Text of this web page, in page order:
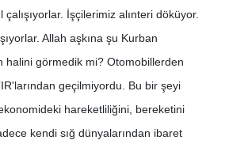
çalışıyorlar. İşçilerimiz alınteri döküyor.
Allah aşkına şu Kurban
halini görmedik mi? Otomobillerden
geçilmiyordu. Bu bir şeyi
hareketliliğini, bereketini
kendi sığ dünyalarından ibaret